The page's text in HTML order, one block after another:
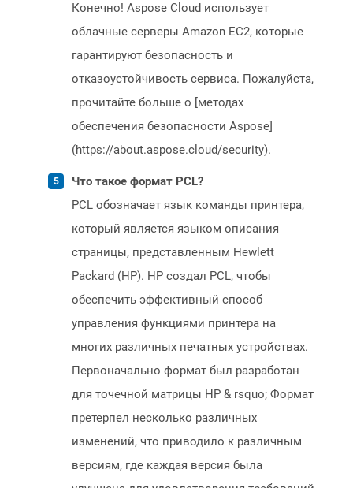
Конечно! Aspose Cloud использует
облачные серверы Amazon EC2, которые
гарантируют безопасность и
отказоустойчивость сервиса. Пожалуйста,
прочитайте больше о [методах
обеспечения безопасности Aspose]
(https://about.aspose.cloud/security).
Что такое формат PCL?
PCL обозначает язык команды принтера,
который является языком описания
страницы, представленным Hewlett
Packard (HP). HP создал PCL, чтобы
обеспечить эффективный способ
управления функциями принтера на
многих различных печатных устройствах.
Первоначально формат был разработан
для точечной матрицы HP & rsquo; Формат
претерпел несколько различных
изменений, что приводило к различным
версиям, где каждая версия была